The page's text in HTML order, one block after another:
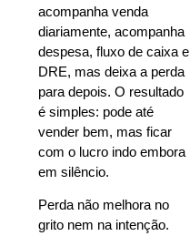
acompanha venda
diariamente, acompanha
despesa, fluxo de caixa e
DRE, mas deixa a perda
para depois. O resultado
é simples: pode até
vender bem, mas ficar
com o lucro indo embora
em silêncio.
Perda não melhora no
grito nem na intenção.